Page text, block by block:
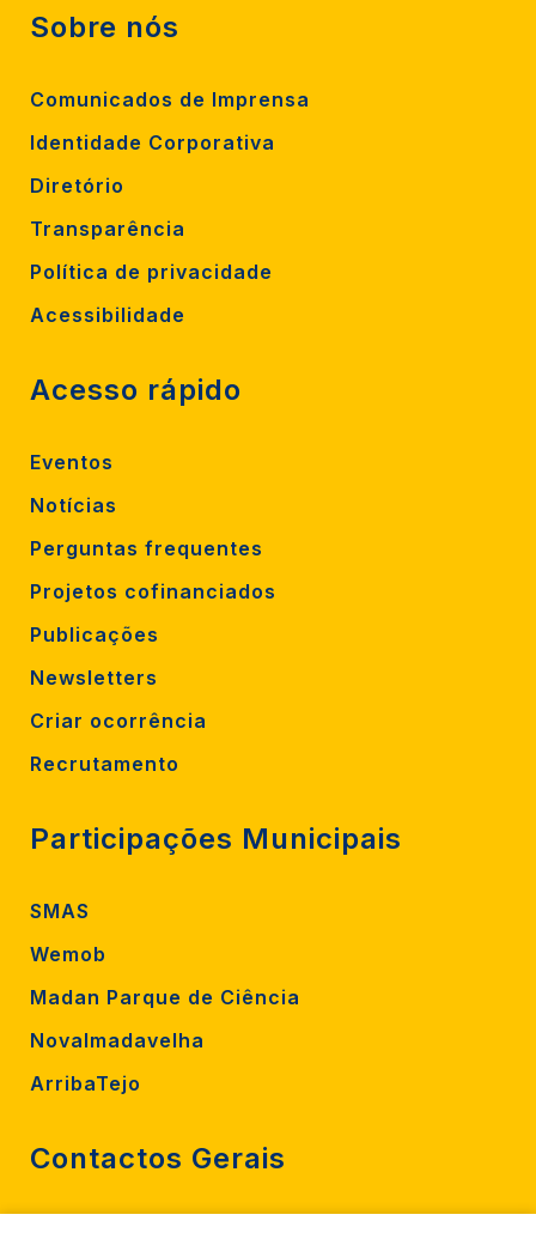
Sobre nós
Comunicados de Imprensa
Identidade Corporativa
Diretório
Transparência
Política de privacidade
Acessibilidade
Acesso rápido
Eventos
Notícias
Perguntas frequentes
Projetos cofinanciados
Publicações
Newsletters
Criar ocorrência
Recrutamento
Participações Municipais
SMAS
Wemob
Madan Parque de Ciência
Novalmadavelha
ArribaTejo
Contactos Gerais